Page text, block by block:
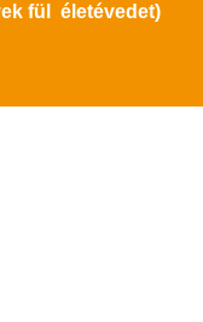
fül
életévedet)